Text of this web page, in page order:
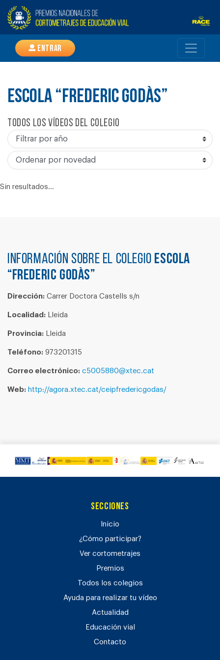
Entrar
ESCOLA “FREDERIC GODÀS”
Todos los vídeos del colegio
Sin resultados...
Información sobre el colegio ESCOLA
“FREDERIC GODÀS”
Dirección: Carrer Doctora Castells s/n
Localidad: Lleida
Provincia: Lleida
Teléfono: 973201315
Correo electrónico: c5005880@xtec.cat
Web: http://agora.xtec.cat/ceipfredericgodas/
Secciones
Inicio
¿Cómo participar?
Ver cortometrajes
Premios
Todos los colegios
Ayuda para realizar tu vídeo
Actualidad
Educación vial
Contacto